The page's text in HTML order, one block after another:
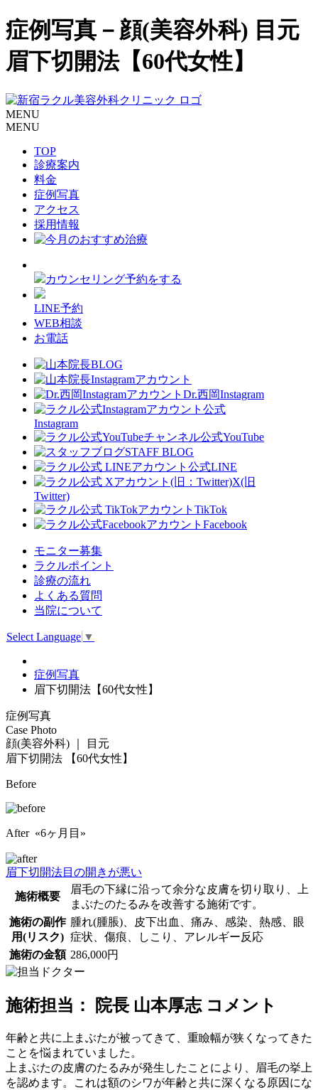
症例写真－顔(美容外科) 目元
眉下切開法【60代女性】
MENU
MENU
TOP
診療案内
料金
症例写真
アクセス
採用情報
カウンセリング予約をする
LINE予約
WEB相談
お電話
Dr.西岡Instagram
公式
Instagram
公式YouTube
STAFF BLOG
公式LINE
X(旧
Twitter)
TikTok
Facebook
モニター募集
ラクルポイント
診療の流れ
よくある質問
当院について
Select Language ▼
症例写真
眉下切開法【60代女性】
症例写真
Case Photo
顔(美容外科) ｜ 目元
眉下切開法
【60代女性】
Before
After «6ヶ月目»
眉下切開法目の開きが悪い
施術概要
眉毛の下縁に沿って余分な皮膚を切り取り、上
まぶたのたるみを改善する施術です。
施術の副作
用(リスク)
腫れ(腫脹)、皮下出血、痛み、感染、熱感、眼
症状、傷痕、しこり、アレルギー反応
施術の金額 286,000円
施術担当： 院長 山本厚志 コメント
年齢と共に上まぶたが被ってきて、重瞼幅が狭くなってきた
ことを悩まれていました。
上まぶたの皮膚のたるみが発生したことにより、眉毛の挙上
を認めます。これは額のシワが年齢と共に深くなる原因にな